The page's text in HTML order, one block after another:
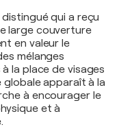
qui a reçu
large couverture
en valeur le
mélanges
la place de visages
apparaît à la
à encourager le
et à